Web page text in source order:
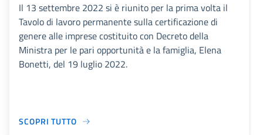
Il 13 settembre 2022 si è riunito per la prima volta il
Tavolo di lavoro permanente sulla certificazione di
genere alle imprese costituito con Decreto della
Ministra per le pari opportunità e la famiglia, Elena
Bonetti, del 19 luglio 2022.
SCOPRI TUTTO